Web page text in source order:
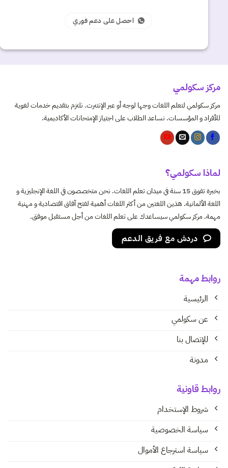
احصل على دعم فوري
مركز سكولمي
مركز سكولمي لتعلم اللغات وجها لوجه أو عبر الإنتنرت. نلتزم بتقديم خدمات لغوية
للأفراد و المؤسسات. نساعد الطلاب على اجتياز الإمتحانات الأكاديمية.
روابط مهمة
الرئيسية
عن سكولمي
للإتصال بنا
مدونة
روابط قاونية
شروط الإستخدام
سياسة الخصوصية
سياسة استرجاع الأموال
لماذا سكولمي؟
بخبرة تفوق 15 سنة في ميدان تعلم اللغات. نحن متخصصون في اللغة الإنجليزية و
اللغة الألمانية. هذين اللغتين من أكثر اللغات أهمية لفتح آفاق اقتصادية و مهنية
مهمة. مركز سكولمي سيساعدك على تعلم اللغات من أجل مستقبل موفق.
دردش مع فريق الدعم